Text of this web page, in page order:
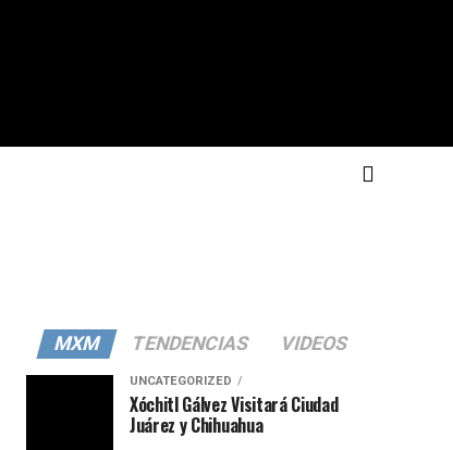
MXM TENDENCIAS VIDEOS
UNCATEGORIZED
Xóchitl Gálvez Visitará Ciudad
Juárez y Chihuahua